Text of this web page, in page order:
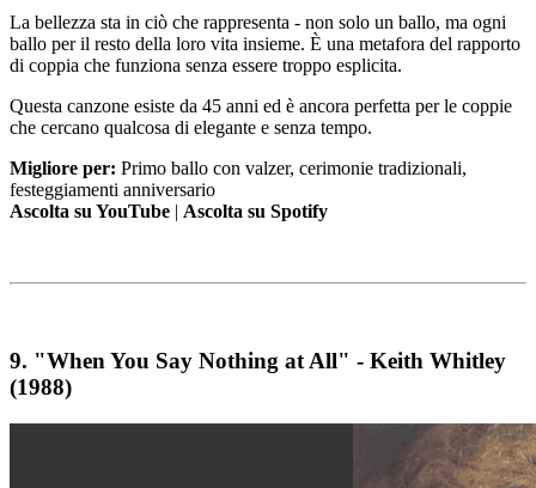
La bellezza sta in ciò che rappresenta - non solo un ballo, ma ogni
ballo per il resto della loro vita insieme. È una metafora del rapporto
di coppia che funziona senza essere troppo esplicita.
Questa canzone esiste da 45 anni ed è ancora perfetta per le coppie
che cercano qualcosa di elegante e senza tempo.
Migliore per: Primo ballo con valzer, cerimonie tradizionali,
festeggiamenti anniversario
Ascolta su YouTube | Ascolta su Spotify
9. "When You Say Nothing at All" - Keith Whitley
(1988)